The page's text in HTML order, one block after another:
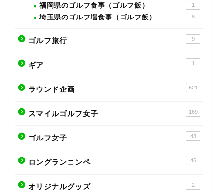
福岡県のゴルフ食事（ゴルフ飯） 1
埼玉県のゴルフ場食事（ゴルフ飯） 8
ゴルフ旅行 9
ギア 1
ラウンド企画 521
スマイルゴルフ女子 169
ゴルフ女子 43
ロングランコンペ 46
オリジナルグッズ 2